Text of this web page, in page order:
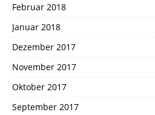
Februar 2018
Januar 2018
Dezember 2017
November 2017
Oktober 2017
September 2017